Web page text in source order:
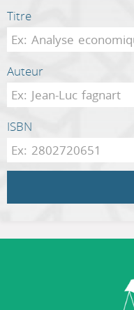
Titre
Auteur
ISBN